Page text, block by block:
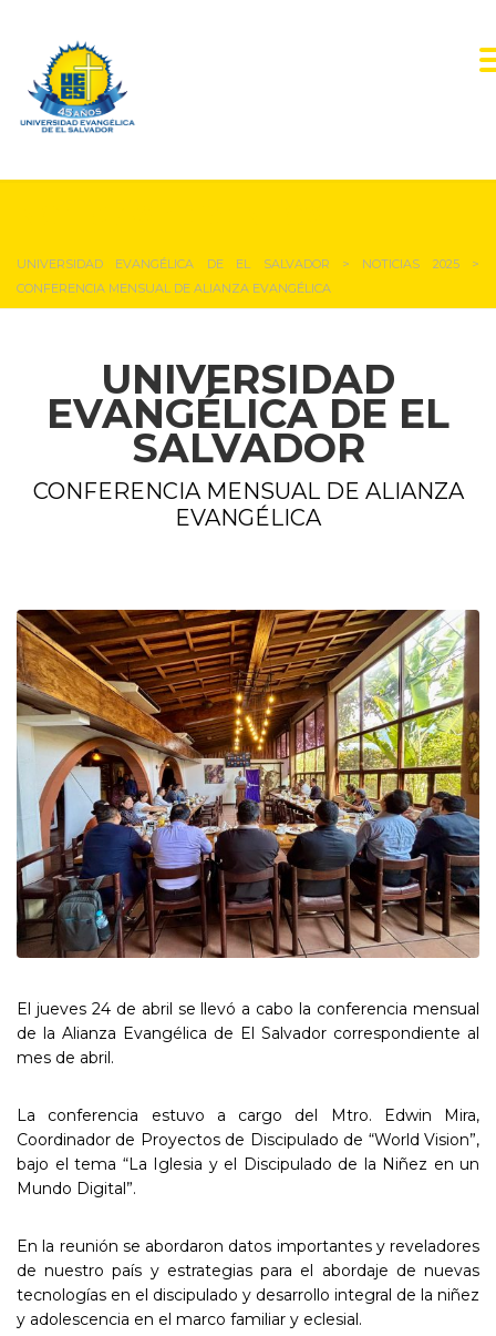
UNIVERSIDAD EVANGÉLICA DE EL SALVADOR > NOTICIAS 2025>
CONFERENCIA MENSUAL DE ALIANZA EVANGÉLICA
UNIVERSIDAD
EVANGÉLICA DE EL
SALVADOR
CONFERENCIA MENSUAL DE ALIANZA
EVANGÉLICA
El jueves 24 de abril se llevó a cabo la conferencia mensual
de la Alianza Evangélica de El Salvador correspondiente al
mes de abril.
La conferencia estuvo a cargo del Mtro. Edwin Mira,
Coordinador de Proyectos de Discipulado de “World Vision”,
bajo el tema “La Iglesia y el Discipulado de la Niñez en un
Mundo Digital”.
En la reunión se abordaron datos importantes y reveladores
de nuestro país y estrategias para el abordaje de nuevas
tecnologías en el discipulado y desarrollo integral de la niñez
y adolescencia en el marco familiar y eclesial.